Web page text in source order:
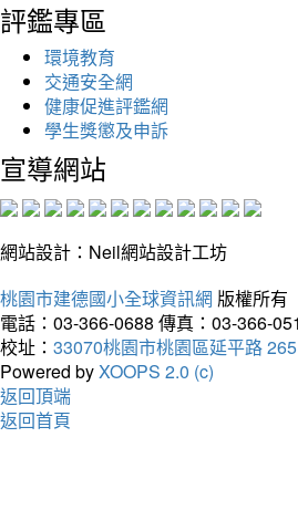
評鑑專區
環境教育
交通安全網
健康促進評鑑網
學生獎懲及申訴
宣導網站
網站設計：Neil網站設計工坊
桃園市建德國小全球資訊網 版權所有
電話：03-366-0688 傳真：03-366-
校址： 33070桃園市桃園區延平路
Powered byXOOPS 2.0 (c)
返回頂端
返回首頁